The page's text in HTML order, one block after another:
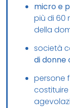
micro e
più di 60
della
società
di donne
persone